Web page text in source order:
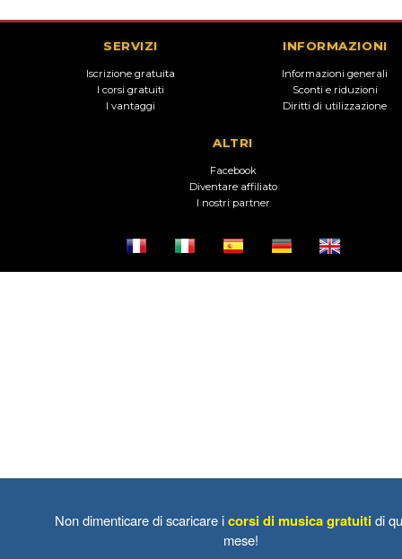
SERVIZI
Iscrizione gratuita
I corsi gratuiti
I vantaggi
INFORMAZIONI
Informazioni generali
Sconti e riduzioni
Diritti di utilizzazione
ALTRI
Facebook
Diventare affiliato
I nostri partner
Non dimenticare di scaricare icorsi di musica gratuiti di
mese!